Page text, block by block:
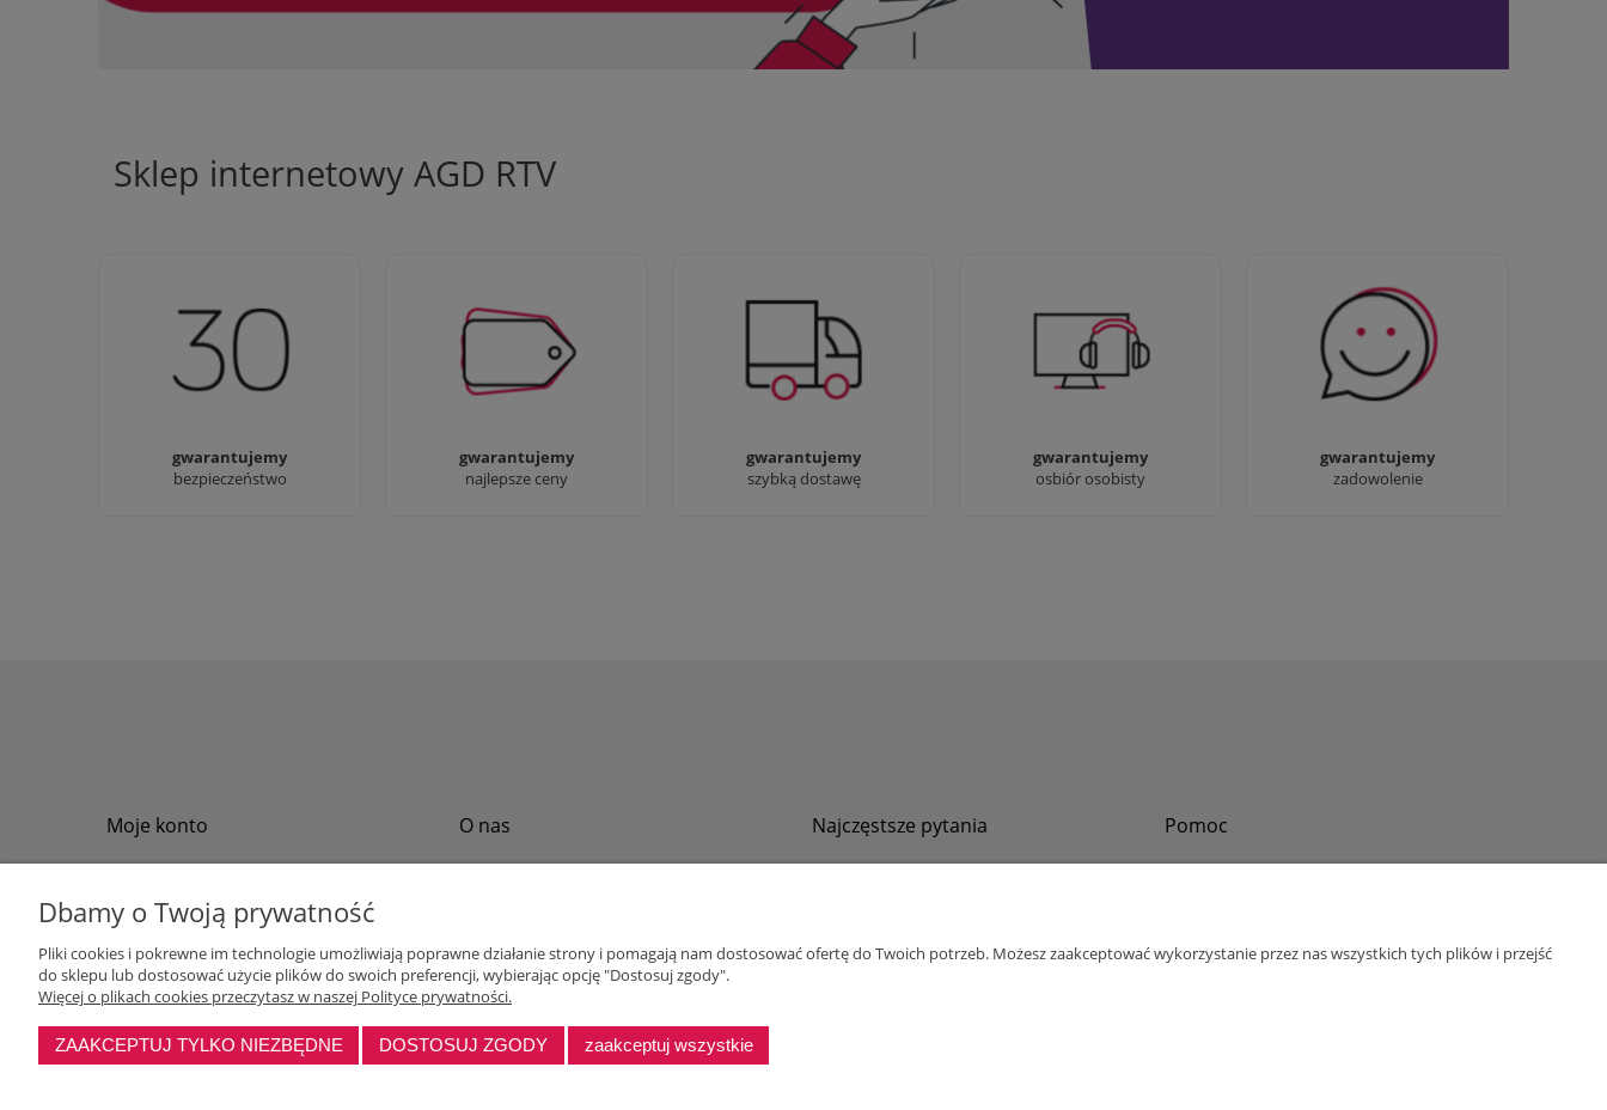
Sklep internetowy AGD RTV
gwarantujemy
bezpieczeństwo
Jesteśmy firmą z 30-letnim
doświadczeniem
gwarantujemy
najlepsze ceny
Ciężko pracujemy aby zapewnić
najlepsze oferty
gwarantujemy
szybką dostawę
90% dostaw następnego dnia,
bez dopłat!
gwarantujemy
osbiór osobisty
Jesteśmy prawdziwi :) możesz
przyjść i zobaczyć nasze sklepy
gwarantujemy
zadowolenie
Sprawdź nasze 100%
zadowolenia Klientów
Moje konto
Przechowalnia
Ustawienia konta
O nas
Polityka prywatności
Program lojalnościowy dla firm
Najczęstsze pytania Pomoc
bok@abinvest.info
Dbamy o Twoją prywatność
Pliki cookies i pokrewne im technologie umożliwiają poprawne działanie strony i pomagają nam dostosować ofertę do Twoich potrzeb. Możesz zaakceptować wykorzystanie przez nas wszystkich tych plików i przejść
do sklepu lub dostosować użycie plików do swoich preferencji, wybierając opcję "Dostosuj zgody".
Więcej o plikach cookies przeczytasz w naszej Polityce prywatności.
ZAAKCEPTUJ TYLKO NIEZBĘDNE DOSTOSUJ ZGODY zaakceptuj wszystkie